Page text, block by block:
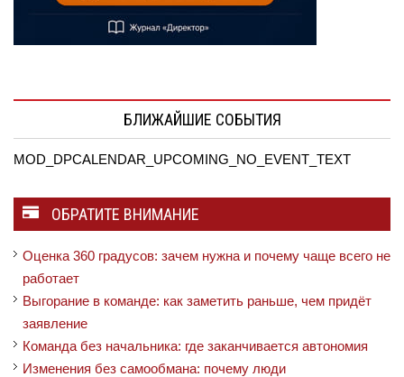
БЛИЖАЙШИЕ СОБЫТИЯ
MOD_DPCALENDAR_UPCOMING_NO_EVENT_TEXT
ОБРАТИТЕ ВНИМАНИЕ
Оценка 360 градусов: зачем нужна и почему чаще всего не
работает
Выгорание в команде: как заметить раньше, чем придёт
заявление
Команда без начальника: где заканчивается автономия
Изменения без самообмана: почему люди